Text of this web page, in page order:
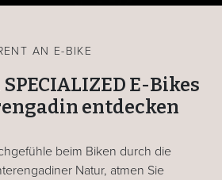
AN E-BIKE
E-Bikes
entdecken
beim Biken durch die
Natur, atmen Sie